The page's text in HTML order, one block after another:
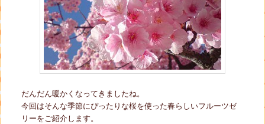
だんだん暖かくなってきましたね。
今回はそんな季節にぴったりな桜を使った春らしいフルーツゼ
リーをご紹介します。